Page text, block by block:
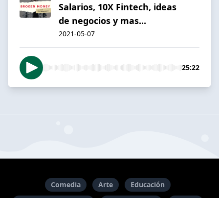
Salarios, 10X Fintech, ideas
de negocios y mas...
2021-05-07
25:22
Comedia Arte
Educación